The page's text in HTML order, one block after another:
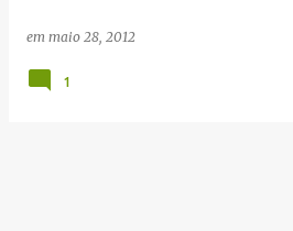
em maio 28, 2012
1